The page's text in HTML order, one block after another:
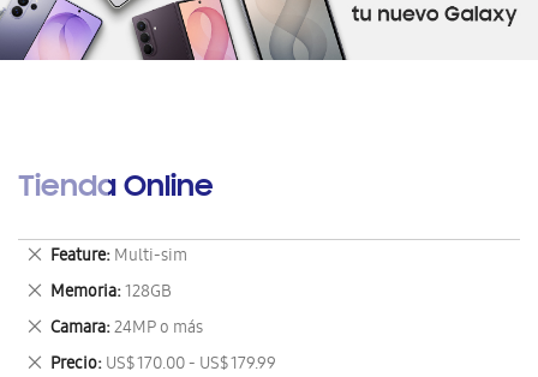
Tienda Online
Feature Multi-sim
Eliminar
este
artículo
Memoria 128GB
Eliminar
este
artículo
Camara 24MP o más
Eliminar
este
Precio US$ 170.00 - US$ 179.99
Eliminar